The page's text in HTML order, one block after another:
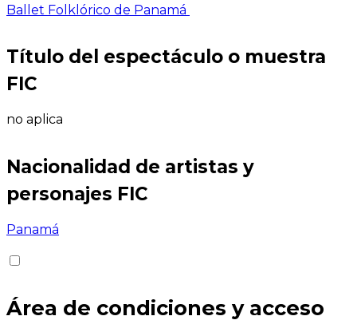
Ballet Folklórico de Panamá
Título del espectáculo o muestra
FIC
no aplica
Nacionalidad de artistas y
personajes FIC
Panamá
Área de condiciones y acceso